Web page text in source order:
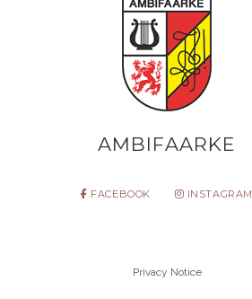
AMBIFAARKE
FACEBOOK INSTAGRAM
Privacy Notice